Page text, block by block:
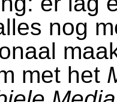
nog
met het